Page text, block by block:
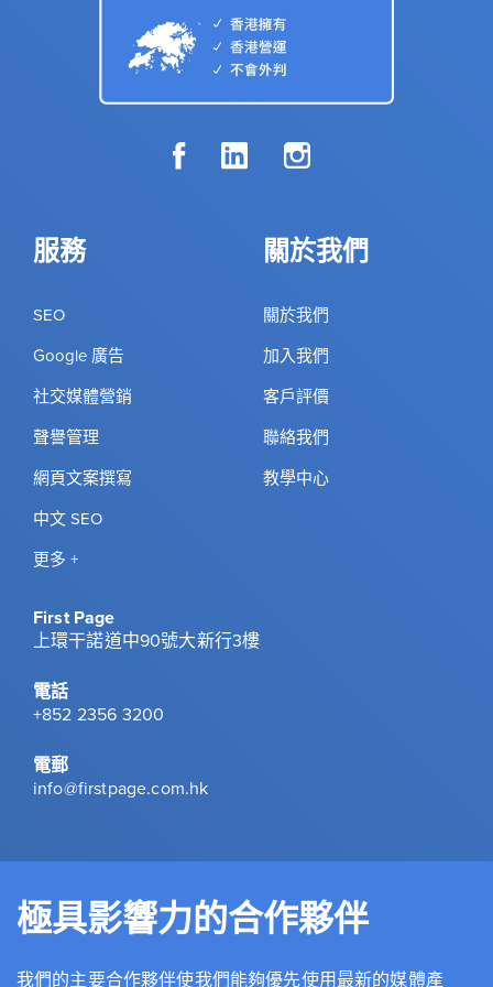
服務
SEO
Google 廣告
社交媒體營銷
聲譽管理
網頁文案撰寫
中文 SEO
更多 +
關於我們
關於我們
加入我們
客戶評價
聯絡我們
教學中心
First Page
上環干諾道中90號大新行3樓
電話
+852 2356 3200
電郵
info@firstpage.com.hk
極具影響力的合作夥伴
我們的主要合作夥伴使我們能夠優先使用最新的媒體產